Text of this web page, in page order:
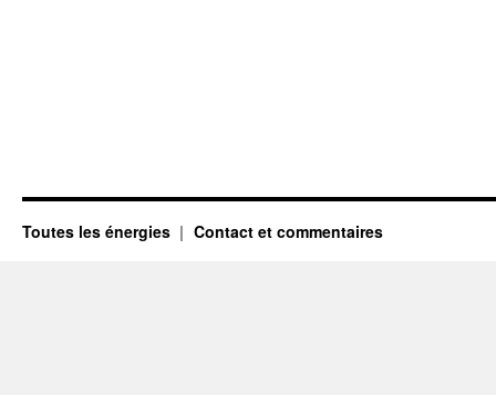
Toutes les énergies Contact et commentaires